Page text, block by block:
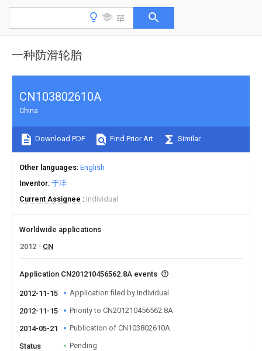
一种防滑轮胎
CN103802610A
China
Download PDF Find Prior Art Similar
Other languages English
Inventor 于沣
Current Assignee
Individual
Worldwide applications
2012
CN
Application CN201210456562.8A events
2012-11-15 Application filed by Individual
2012-11-15 Priority to CN201210456562.8A
2014-05-21 Publication of CN103802610A
Status Pending